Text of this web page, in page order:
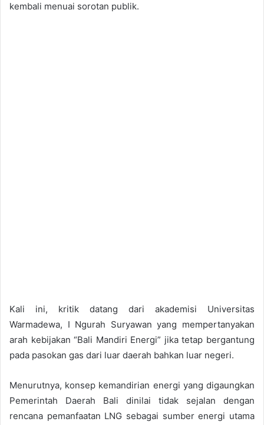
kembali menuai sorotan publik.
Kali ini, kritik datang dari akademisi Universitas
Warmadewa, I Ngurah Suryawan yang mempertanyakan
arah kebijakan “Bali Mandiri Energi” jika tetap bergantung
pada pasokan gas dari luar daerah bahkan luar negeri.
Menurutnya, konsep kemandirian energi yang digaungkan
Pemerintah Daerah Bali dinilai tidak sejalan dengan
rencana pemanfaatan LNG sebagai sumber energi utama